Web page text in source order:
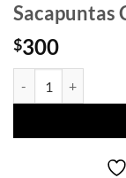
Sacapuntas
$300